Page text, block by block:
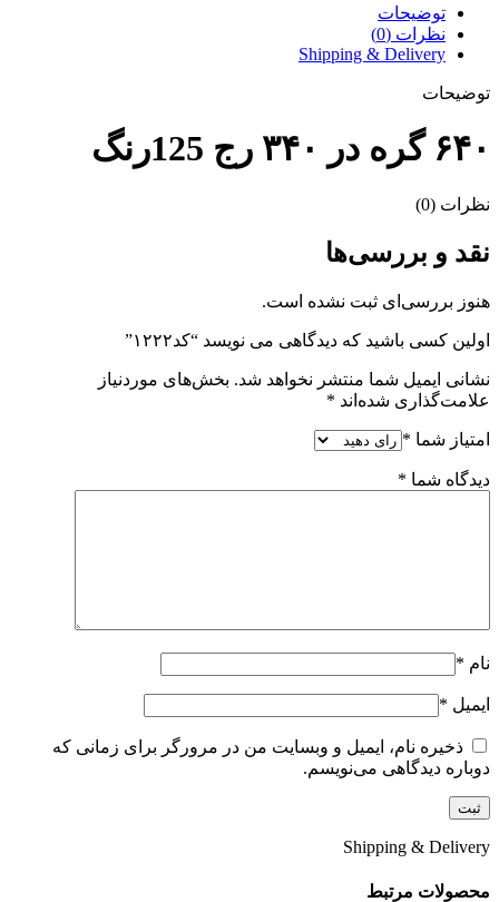
توضیحات
نظرات (0)
Shipping & Delivery
توضیحات
۶۴۰ گره در ۳۴۰ رج 125رنگ
نظرات (0)
نقد و بررسی‌ها
هنوز بررسی‌ای ثبت نشده است.
اولین کسی باشید که دیدگاهی می نویسد “کد۱۲۲۲”
نشانی ایمیل شما منتشر نخواهد شد. بخش‌های موردنیاز
علامت‌گذاری شده‌اند *
امتیاز شما *
دیدگاه شما *
نام *
ایمیل *
ذخیره نام، ایمیل و وبسایت من در مرورگر برای زمانی که
دوباره دیدگاهی می‌نویسم.
Shipping & Delivery
محصولات مرتبط